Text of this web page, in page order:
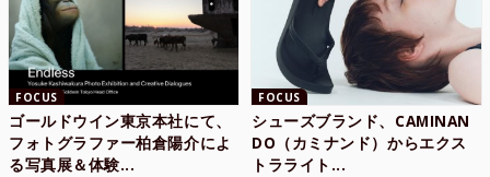
FOCUS
ゴールドウイン東京本社にて、
フォトグラファー柏倉陽介によ
る写真展＆体験...
FOCUS
シューズブランド、CAMINAN
DO（カミナンド）からエクス
トラライト...